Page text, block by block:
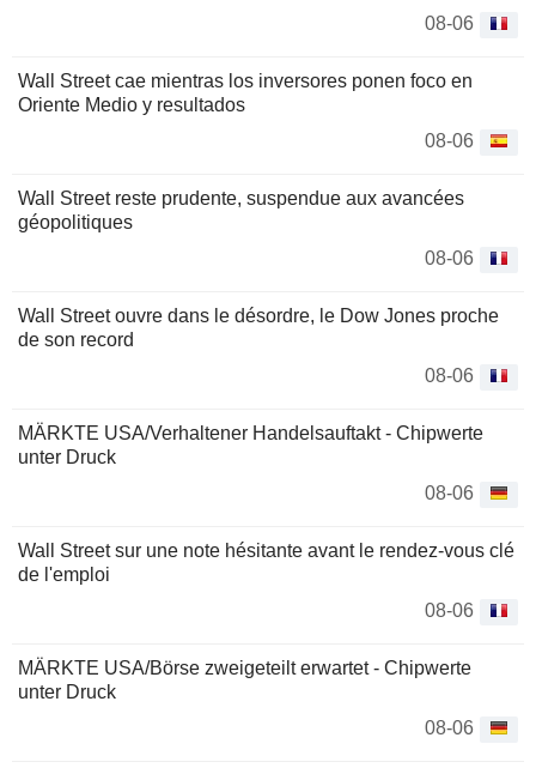
08-06
Wall Street cae mientras los inversores ponen foco en
Oriente Medio y resultados
08-06
Wall Street reste prudente, suspendue aux avancées
géopolitiques
08-06
Wall Street ouvre dans le désordre, le Dow Jones proche
de son record
08-06
MÄRKTE USA/Verhaltener Handelsauftakt - Chipwerte
unter Druck
08-06
Wall Street sur une note hésitante avant le rendez-vous clé
de l'emploi
08-06
MÄRKTE USA/Börse zweigeteilt erwartet - Chipwerte
unter Druck
08-06